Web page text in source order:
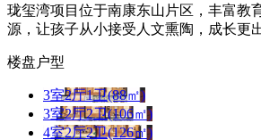
珑玺湾项目位于南康东山片区，丰富教
源，让孩子从小接受人文熏陶，成长更
楼盘户型
3室2厅1卫(88㎡)
3室2厅2卫(106㎡)
4室2厅2卫(126㎡)